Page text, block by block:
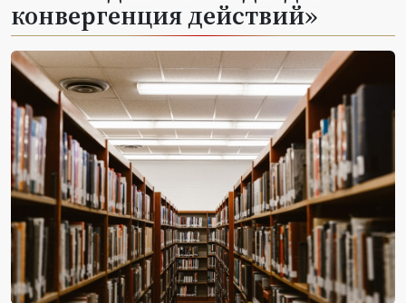
конвергенция действий»